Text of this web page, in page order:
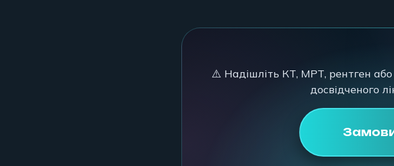
⚠️ Надішліть КТ, МРТ, рентген
досвідченого